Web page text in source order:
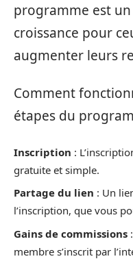
programme est
croissance pour
augmenter leurs
Comment
étapes du
Inscription :
gratuite et simple.
Partage du lien : Un
l’inscription, que vous
Gains de commissions
membre s’inscrit par